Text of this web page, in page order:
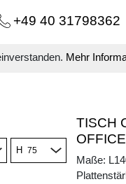
Mehr
+49 40 31798362
H
TISCH
OFFICE
Maße: